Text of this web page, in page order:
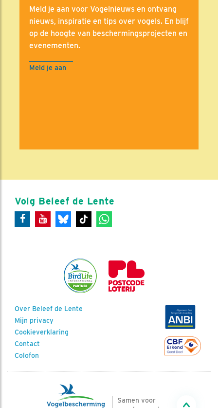
Meld je aan voor Vogelnieuws en ontvang
nieuws, inspiratie en tips over vogels. En blijf
op de hoogte van beschermingsprojecten en
evenementen.
Meld je aan
Volg Beleef de Lente
Over Beleef de Lente
Mijn privacy
Cookieverklaring
Contact
Colofon
Samen voor